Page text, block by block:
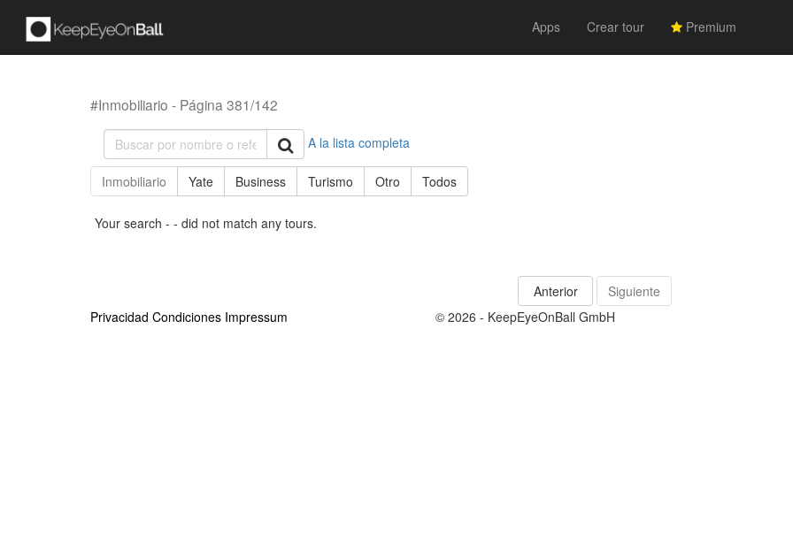
Apps Crear tour Premium
#Inmobiliario - Página 381/142
A la lista completa
Inmobiliario Yate Business Turismo Otro Todos
Your search - - did not match any tours.
Anterior
Siguiente
Privacidad Condiciones Impressum © 2026 - KeepEyeOnBall GmbH